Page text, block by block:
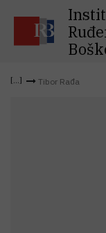
Tibor Rađa